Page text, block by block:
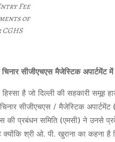
Fee
of
चिनार सीजीएचएस मैजेस्टिक अपार्टमेंट
हिस्सा है जो दिल्ली की सहकारी समूह
सीजीएचएस / मैजेस्टिक
की प्रबंधन समिति (एमसी) ने उनसे
क्योंकि श्री ओ. पी. खुराना का